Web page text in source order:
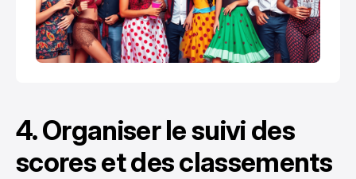
4. Organiser le suivi des
scores et des classements